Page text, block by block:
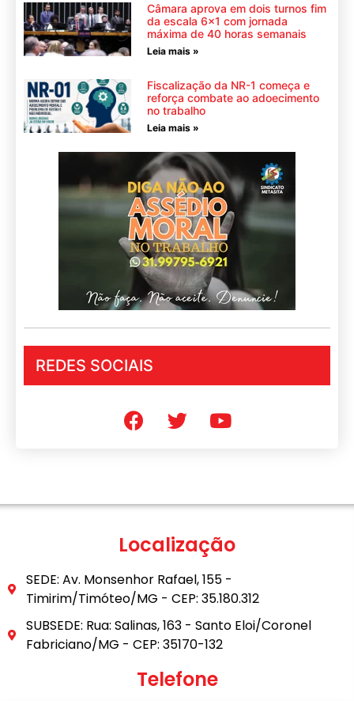
Câmara aprova em dois turnos fim
da escala 6×1 com jornada
máxima de 40 horas semanais
Leia mais »
Fiscalização da NR-1 começa e
reforça combate ao adoecimento
no trabalho
Leia mais »
REDES SOCIAIS
Localização
SEDE: Av. Monsenhor Rafael, 155 -
Timirim/Timóteo/MG - CEP: 35.180.312
SUBSEDE: Rua: Salinas, 163 - Santo Eloi/Coronel
Fabriciano/MG - CEP: 35170-132
Telefone